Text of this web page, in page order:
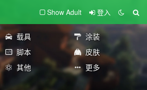
Show Adult 登入
载具
涂装
脚本
皮肤
其他 更多